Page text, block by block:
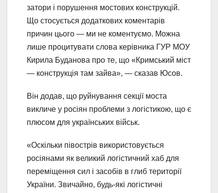
затори і порушення мостових конструкцій.
Що стосується додаткових коментарів
причин цього — ми не коментуємо. Можна
лише процитувати слова керівника ГУР МОУ
Кирила Буданова про те, що «Кримський міст
— конструкція там зайва», — сказав Юсов.
Він додав, що руйнування секції моста
викличе у росіян проблеми з логістикою, що є
плюсом для українських військ.
«Оскільки півострів використовується
росіянами як великий логістичний хаб для
переміщення сил і засобів в глиб території
України. Звичайно, будь-які логістичні